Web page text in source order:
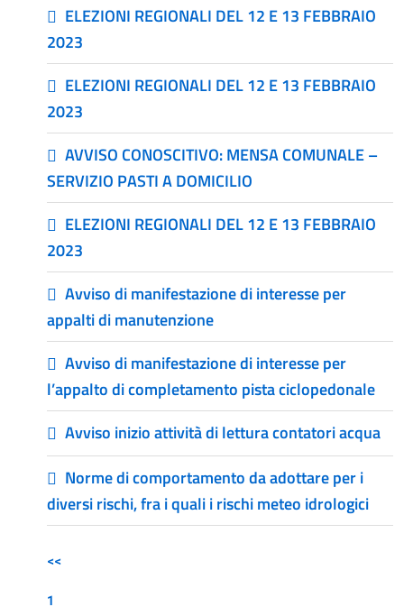
ELEZIONI REGIONALI DEL 12 E 13 FEBBRAIO
2023
ELEZIONI REGIONALI DEL 12 E 13 FEBBRAIO
2023
AVVISO CONOSCITIVO: MENSA COMUNALE –
SERVIZIO PASTI A DOMICILIO
ELEZIONI REGIONALI DEL 12 E 13 FEBBRAIO
2023
Avviso di manifestazione di interesse per
appalti di manutenzione
Avviso di manifestazione di interesse per
l’appalto di completamento pista ciclopedonale
Avviso inizio attività di lettura contatori acqua
Norme di comportamento da adottare per i
diversi rischi, fra i quali i rischi meteo idrologici
<<
1